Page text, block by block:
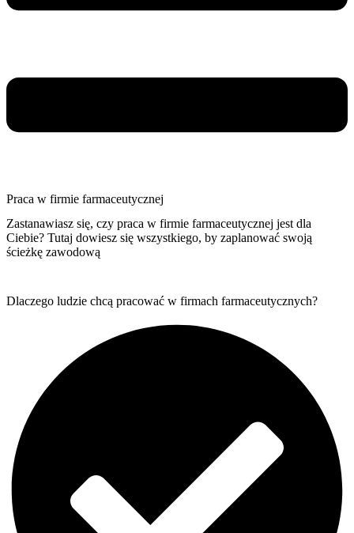
Praca w firmie farmaceutycznej
Zastanawiasz się, czy praca w firmie farmaceutycznej jest dla
Ciebie? Tutaj dowiesz się wszystkiego, by zaplanować swoją
ścieżkę zawodową
Dlaczego ludzie chcą pracować w firmach farmaceutycznych?